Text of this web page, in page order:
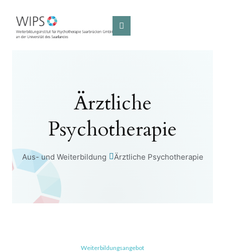
Ärztliche
Psychotherapie
Aus- und Weiterbildung Ärztliche Psychotherapie
Weiterbildungsangebot